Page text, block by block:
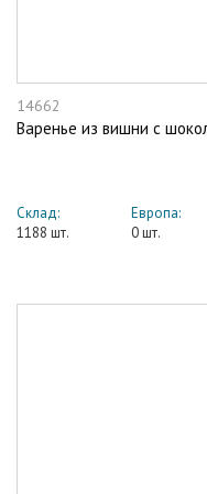
14662
Варенье из вишни с
Склад:
1188 шт.
Европа:
0 шт.